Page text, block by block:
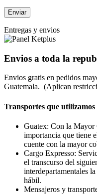
Entregas y envios
Envios a toda la
Envios gratis en pedidos
Guatemala. (Aplican
Transportes que utilizamos
Guatex: Con la Mayor
importancia que tiene
cuente con la mayor
Cargo Expresso:
el transcurso del
interdepartamentales
hábil.
Mensajeros y